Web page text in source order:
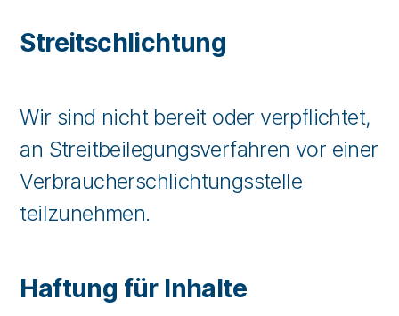
Streitschlichtung
Wir sind nicht bereit oder verpflichtet,
an Streitbeilegungsverfahren vor einer
Verbraucherschlichtungsstelle
teilzunehmen.
Haftung für Inhalte